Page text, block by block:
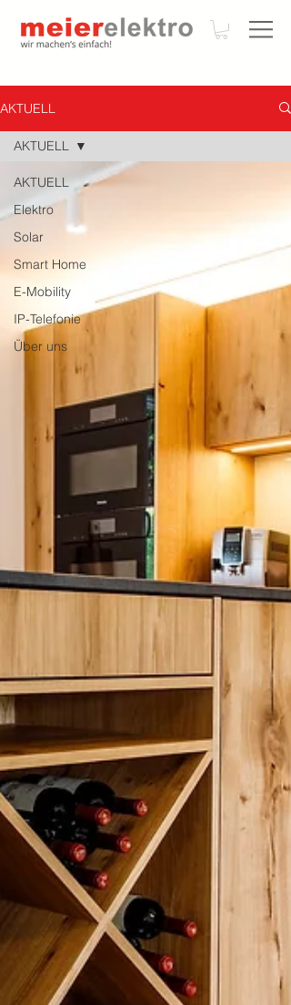
AKTUELL
AKTUELL
Elektro
Solar
Smart Home
E-Mobility
IP-Telefonie
Über uns
AKTUELL